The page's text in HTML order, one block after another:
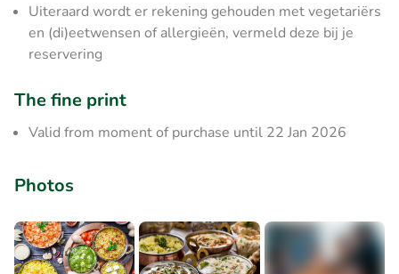
Uiteraard wordt er rekening gehouden met vegetariërs
en (di)eetwensen of allergieën, vermeld deze bij je
reservering
The fine print
Valid from moment of purchase until 22 Jan 2026
Photos